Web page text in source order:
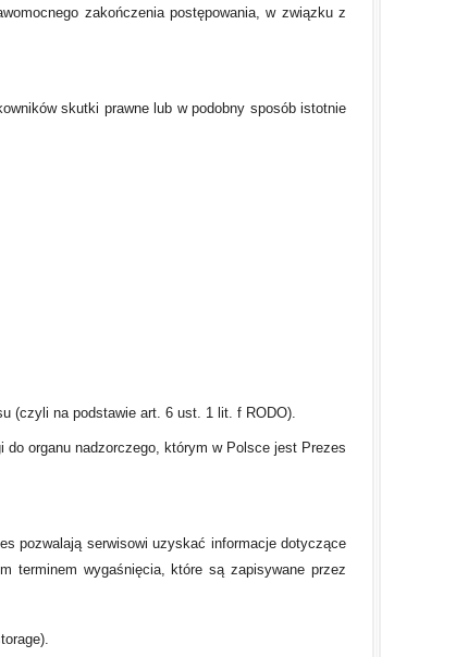
zakończenia postępowania, w związku z
skutki prawne lub w podobny sposób istotnie
(czyli na podstawie art. 6 ust. 1 lit. f RODO).
organu nadzorczego, którym w Polsce jest Prezes
pozwalają serwisowi uzyskać informacje dotyczące
terminem wygaśnięcia, które są zapisywane przez